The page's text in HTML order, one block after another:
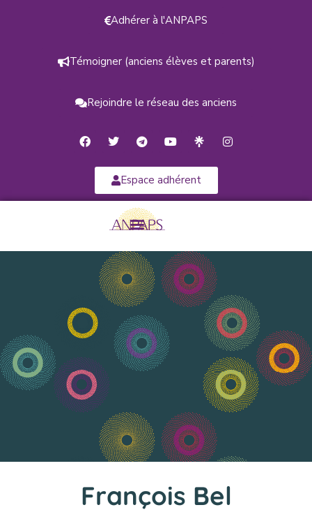
Adhérer à l'ANPAPS
Témoigner (anciens élèves et parents)
Rejoindre le réseau des anciens
Espace adhérent
François Bel